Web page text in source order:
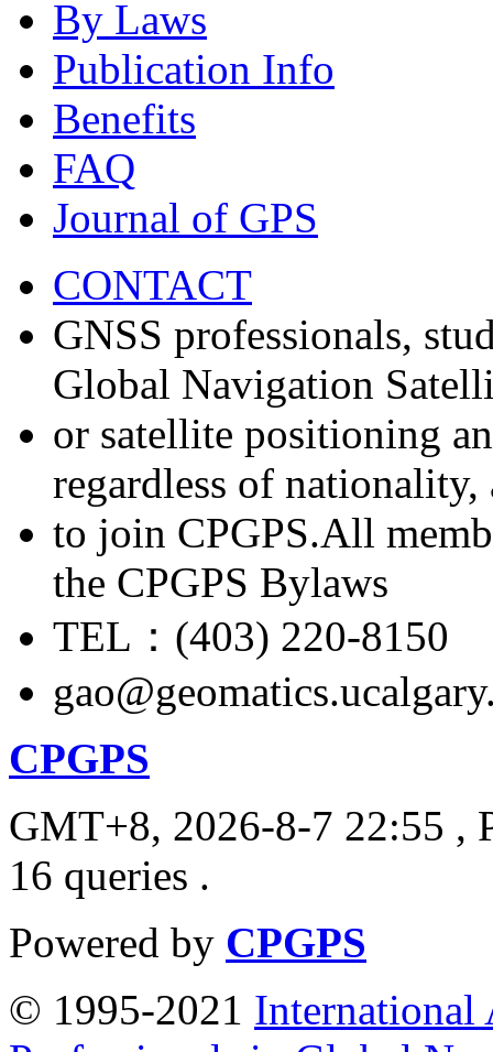
By Laws
Publication Info
Benefits
FAQ
Journal of GPS
CONTACT
GNSS professionals,
Global Navigation
or satellite positioning
regardless of nationality,
to join CPGPS.All
the CPGPS Bylaws
TEL：(403) 220-8150
CPGPS
GMT+8, 2026-8-7 22:55 ,
16 queries .
Powered by CPGPS
© 1995-2021 International